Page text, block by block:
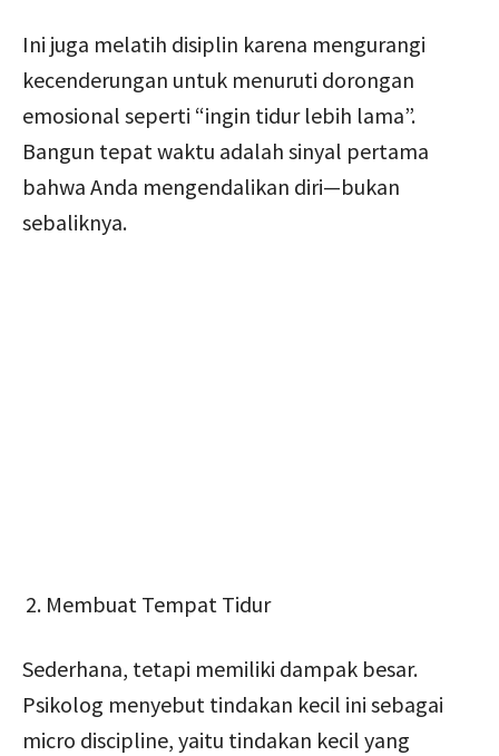
Ini juga melatih disiplin karena mengurangi
kecenderungan untuk menuruti dorongan
emosional seperti “ingin tidur lebih lama”.
Bangun tepat waktu adalah sinyal pertama
bahwa Anda mengendalikan diri—bukan
sebaliknya.
Membuat Tempat Tidur
Sederhana, tetapi memiliki dampak besar.
Psikolog menyebut tindakan kecil ini sebagai
micro discipline, yaitu tindakan kecil yang